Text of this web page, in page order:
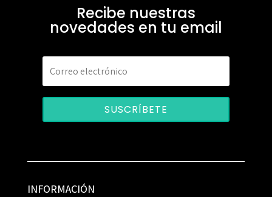
Recibe nuestras
novedades en tu email
SUSCRÍBETE
INFORMACIÓN